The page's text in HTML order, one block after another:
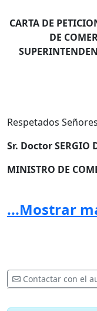
CARTA DE
DE
Respetados
Sr. Doctor SERGIO
MINISTRO DE
DIRECCION
La violación de la
colombianos y de
así como la desleal
...Mostrar
Contactar con el